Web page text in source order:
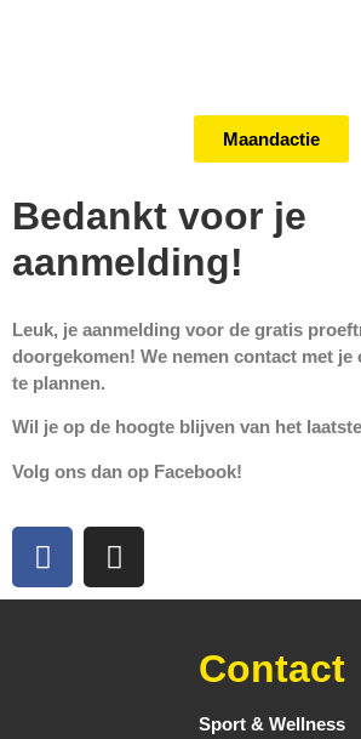
Maandactie
Bedankt voor je
aanmelding!
Leuk, je aanmelding voor de gratis
doorgekomen! We nemen contact met je
te plannen.
Wil je op de hoogte blijven van het
Volg ons dan op Facebook!
Contact
Sport & Wellness